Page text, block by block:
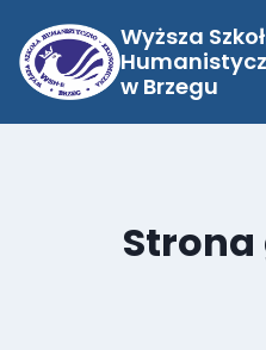
treści
Wyższa
w Brzegu